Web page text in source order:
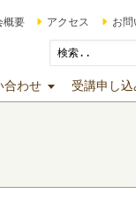
概要 アクセス お問
合わせ 受講申し込